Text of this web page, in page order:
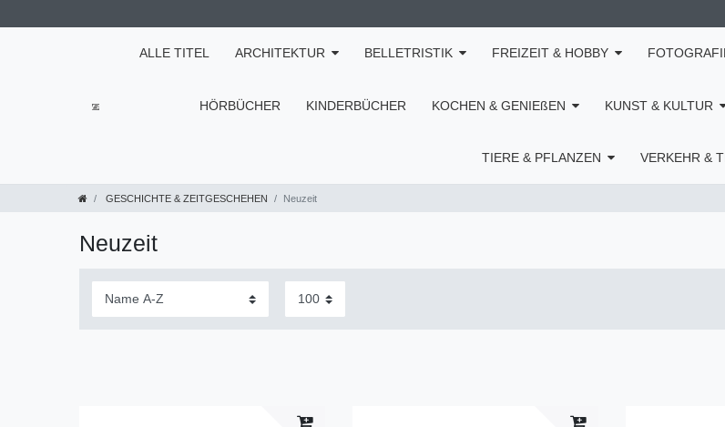
ALLE TITEL ARCHITEKTUR BELLETRISTIK FREIZEIT & HOBBY
HÖRBÜCHER KINDERBÜCHER KOCHEN & GENIEßEN KUNST & KULTUR
TIERE & PFLANZEN VERKEHR &
GESCHICHTE & ZEITGESCHEHEN Neuzeit
Neuzeit